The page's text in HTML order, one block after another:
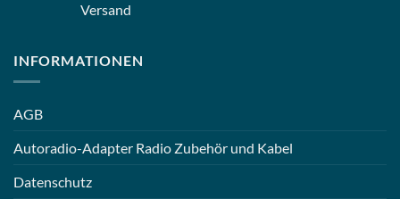
Versand
INFORMATIONEN
AGB
Autoradio-Adapter Radio Zubehör und Kabel
Datenschutz